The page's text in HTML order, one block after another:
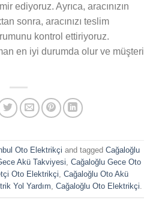
ediyoruz. Ayrıca, aracınızın
sonra, aracınızı teslim
kontrol ettiriyoruz.
en iyi durumda olur ve müşteri
Oto Elektrikçi and tagged Cağaloğlu
Akü Takviyesi, Cağaloğlu Gece Oto
Oto Elektrikçi, Cağaloğlu Oto Akü
Yol Yardım, Cağaloğlu Oto Elektrikçi.